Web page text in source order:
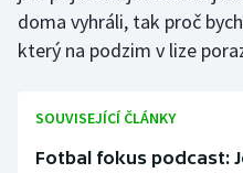
doma vyhráli, tak proč
který na podzim v lize
SOUVISEJÍCÍ ČLÁNKY
Fotbal fokus podcast: